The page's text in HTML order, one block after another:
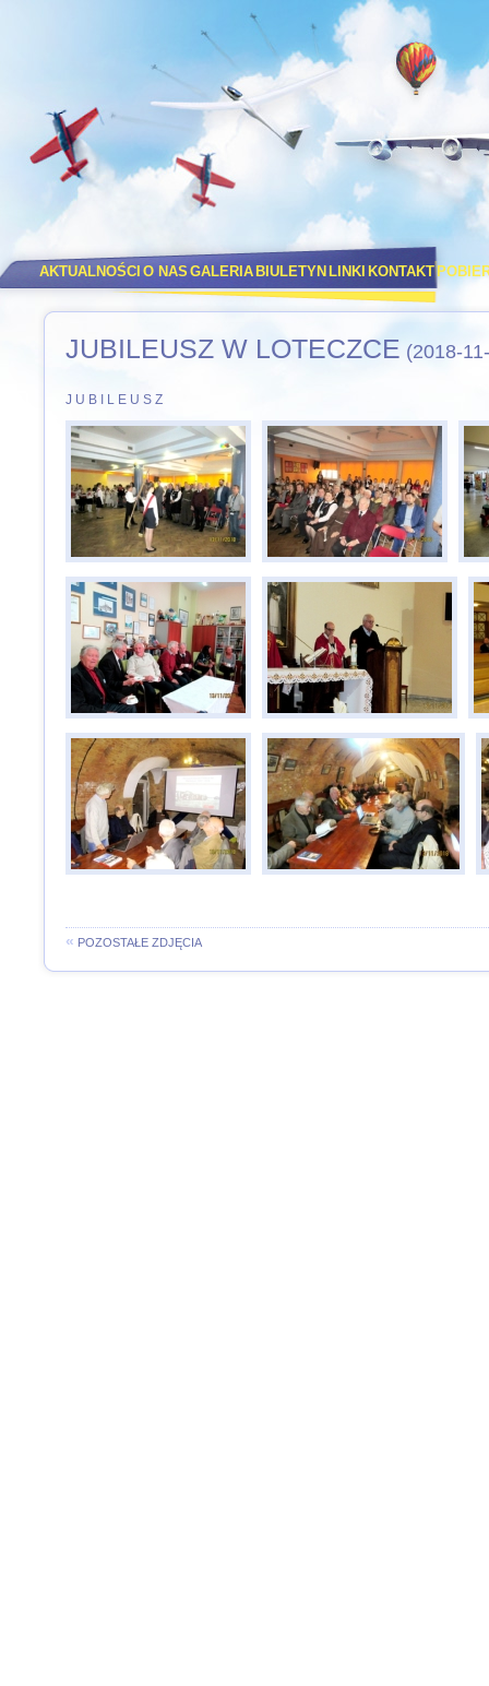
AKTUALNOŚCI O NAS GALERIA BIULETYN LINKI KONTAKT
JUBILEUSZ W LOTECZCE (2018-
J U B I L E U S Z
« POZOSTAŁE ZDJĘCIA